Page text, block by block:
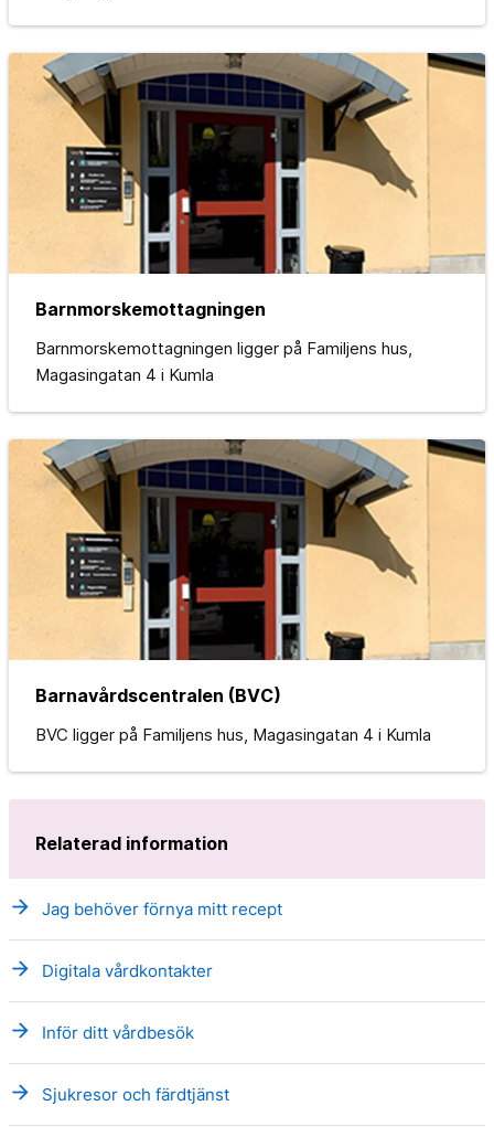
Barnmorskemottagningen
Barnmorskemottagningen ligger på Familjens hus,
Magasingatan 4 i Kumla
Barnavårdscentralen (BVC)
BVC ligger på Familjens hus, Magasingatan 4 i Kumla
Relaterad information
arrow_forward Jag behöver förnya mitt recept
arrow_forward Digitala vårdkontakter
arrow_forward Inför ditt vårdbesök
arrow_forward Sjukresor och färdtjänst